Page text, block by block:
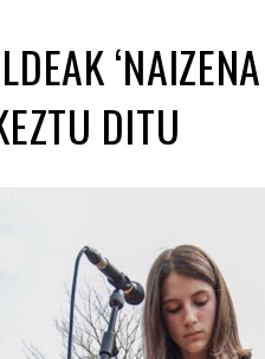
DITU